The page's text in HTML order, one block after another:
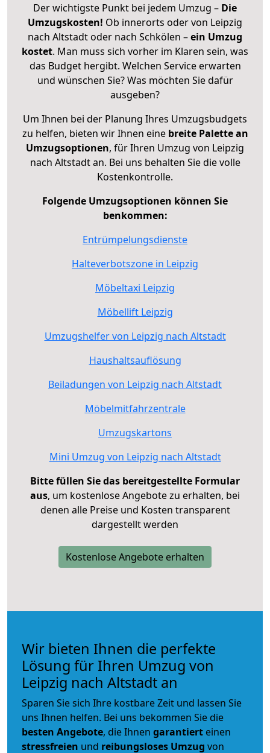
Der wichtigste Punkt bei jedem Umzug – Die
Umzugskosten! Ob innerorts oder von Leipzig
nach Altstadt oder nach Schkölen –ein Umzug
kostet. Man muss sich vorher im Klaren sein, was
das Budget hergibt. Welchen Service erwarten
und wünschen Sie? Was möchten Sie dafür
ausgeben?
Um Ihnen bei der Planung Ihres Umzugsbudgets
zu helfen, bieten wir Ihnen eine breite Palette an
Umzugsoptionen, für Ihren Umzug von Leipzig
nach Altstadt an. Bei uns behalten Sie die volle
Kostenkontrolle.
Folgende Umzugsoptionen können Sie
benkommen:
Entrümpelungsdienste
Halteverbotszone in Leipzig
Möbeltaxi Leipzig
Möbellift Leipzig
Umzugshelfer von Leipzig nach Altstadt
Haushaltsauflösung
Beiladungen von Leipzig nach Altstadt
Möbelmitfahrzentrale
Umzugskartons
Mini Umzug von Leipzig nach Altstadt
Bitte füllen Sie das bereitgestellte Formular
aus, um kostenlose Angebote zu erhalten, bei
denen alle Preise und Kosten transparent
dargestellt werden
Kostenlose Angebote erhalten
Wir bieten Ihnen die perfekte
Lösung für Ihren Umzug von
Leipzig nach Altstadt an
Sparen Sie sich Ihre kostbare Zeit und lassen Sie
uns Ihnen helfen. Bei uns bekommen Sie die
besten Angebote, die Ihnen garantiert einen
stressfreien und reibungsloses Umzug von